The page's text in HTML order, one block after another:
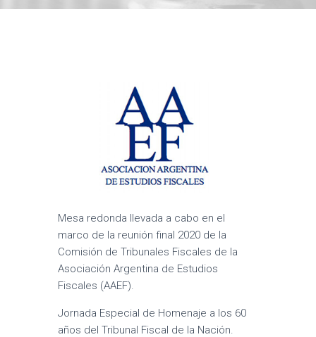
Mesa redonda llevada a cabo en el
marco de la reunión final 2020 de la
Comisión de Tribunales Fiscales de la
Asociación Argentina de Estudios
Fiscales (AAEF).
Jornada Especial de Homenaje a los 60
años del Tribunal Fiscal de la Nación.